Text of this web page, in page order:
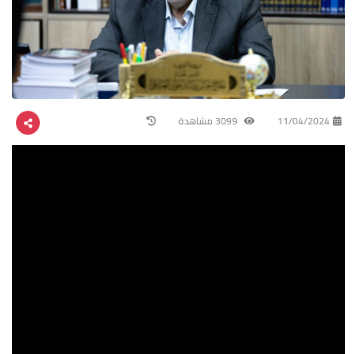
11/04/2024